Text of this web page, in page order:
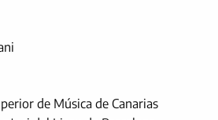
de Música de Canarias